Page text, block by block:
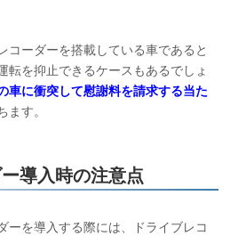
コーダーを搭載している車であると
転を抑止できるケースもあるでしょ
車に衝突して慰謝料を請求する当た
ます。
導入時の注意点
ーを導入する際には、ドライブレコ